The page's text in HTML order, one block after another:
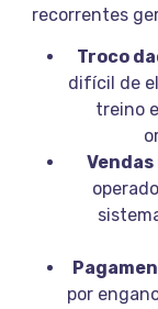
recorrentes
Troco
difícil de
treino
por